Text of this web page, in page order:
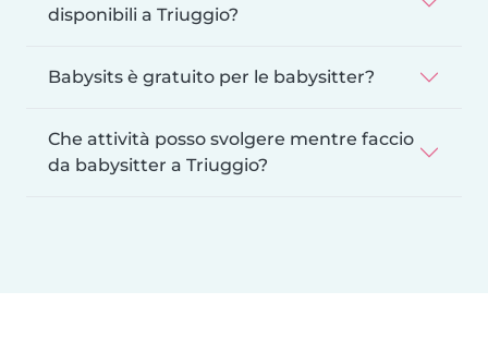
disponibili a Triuggio?
Babysits è gratuito per le babysitter?
Che attività posso svolgere mentre faccio
da babysitter a Triuggio?